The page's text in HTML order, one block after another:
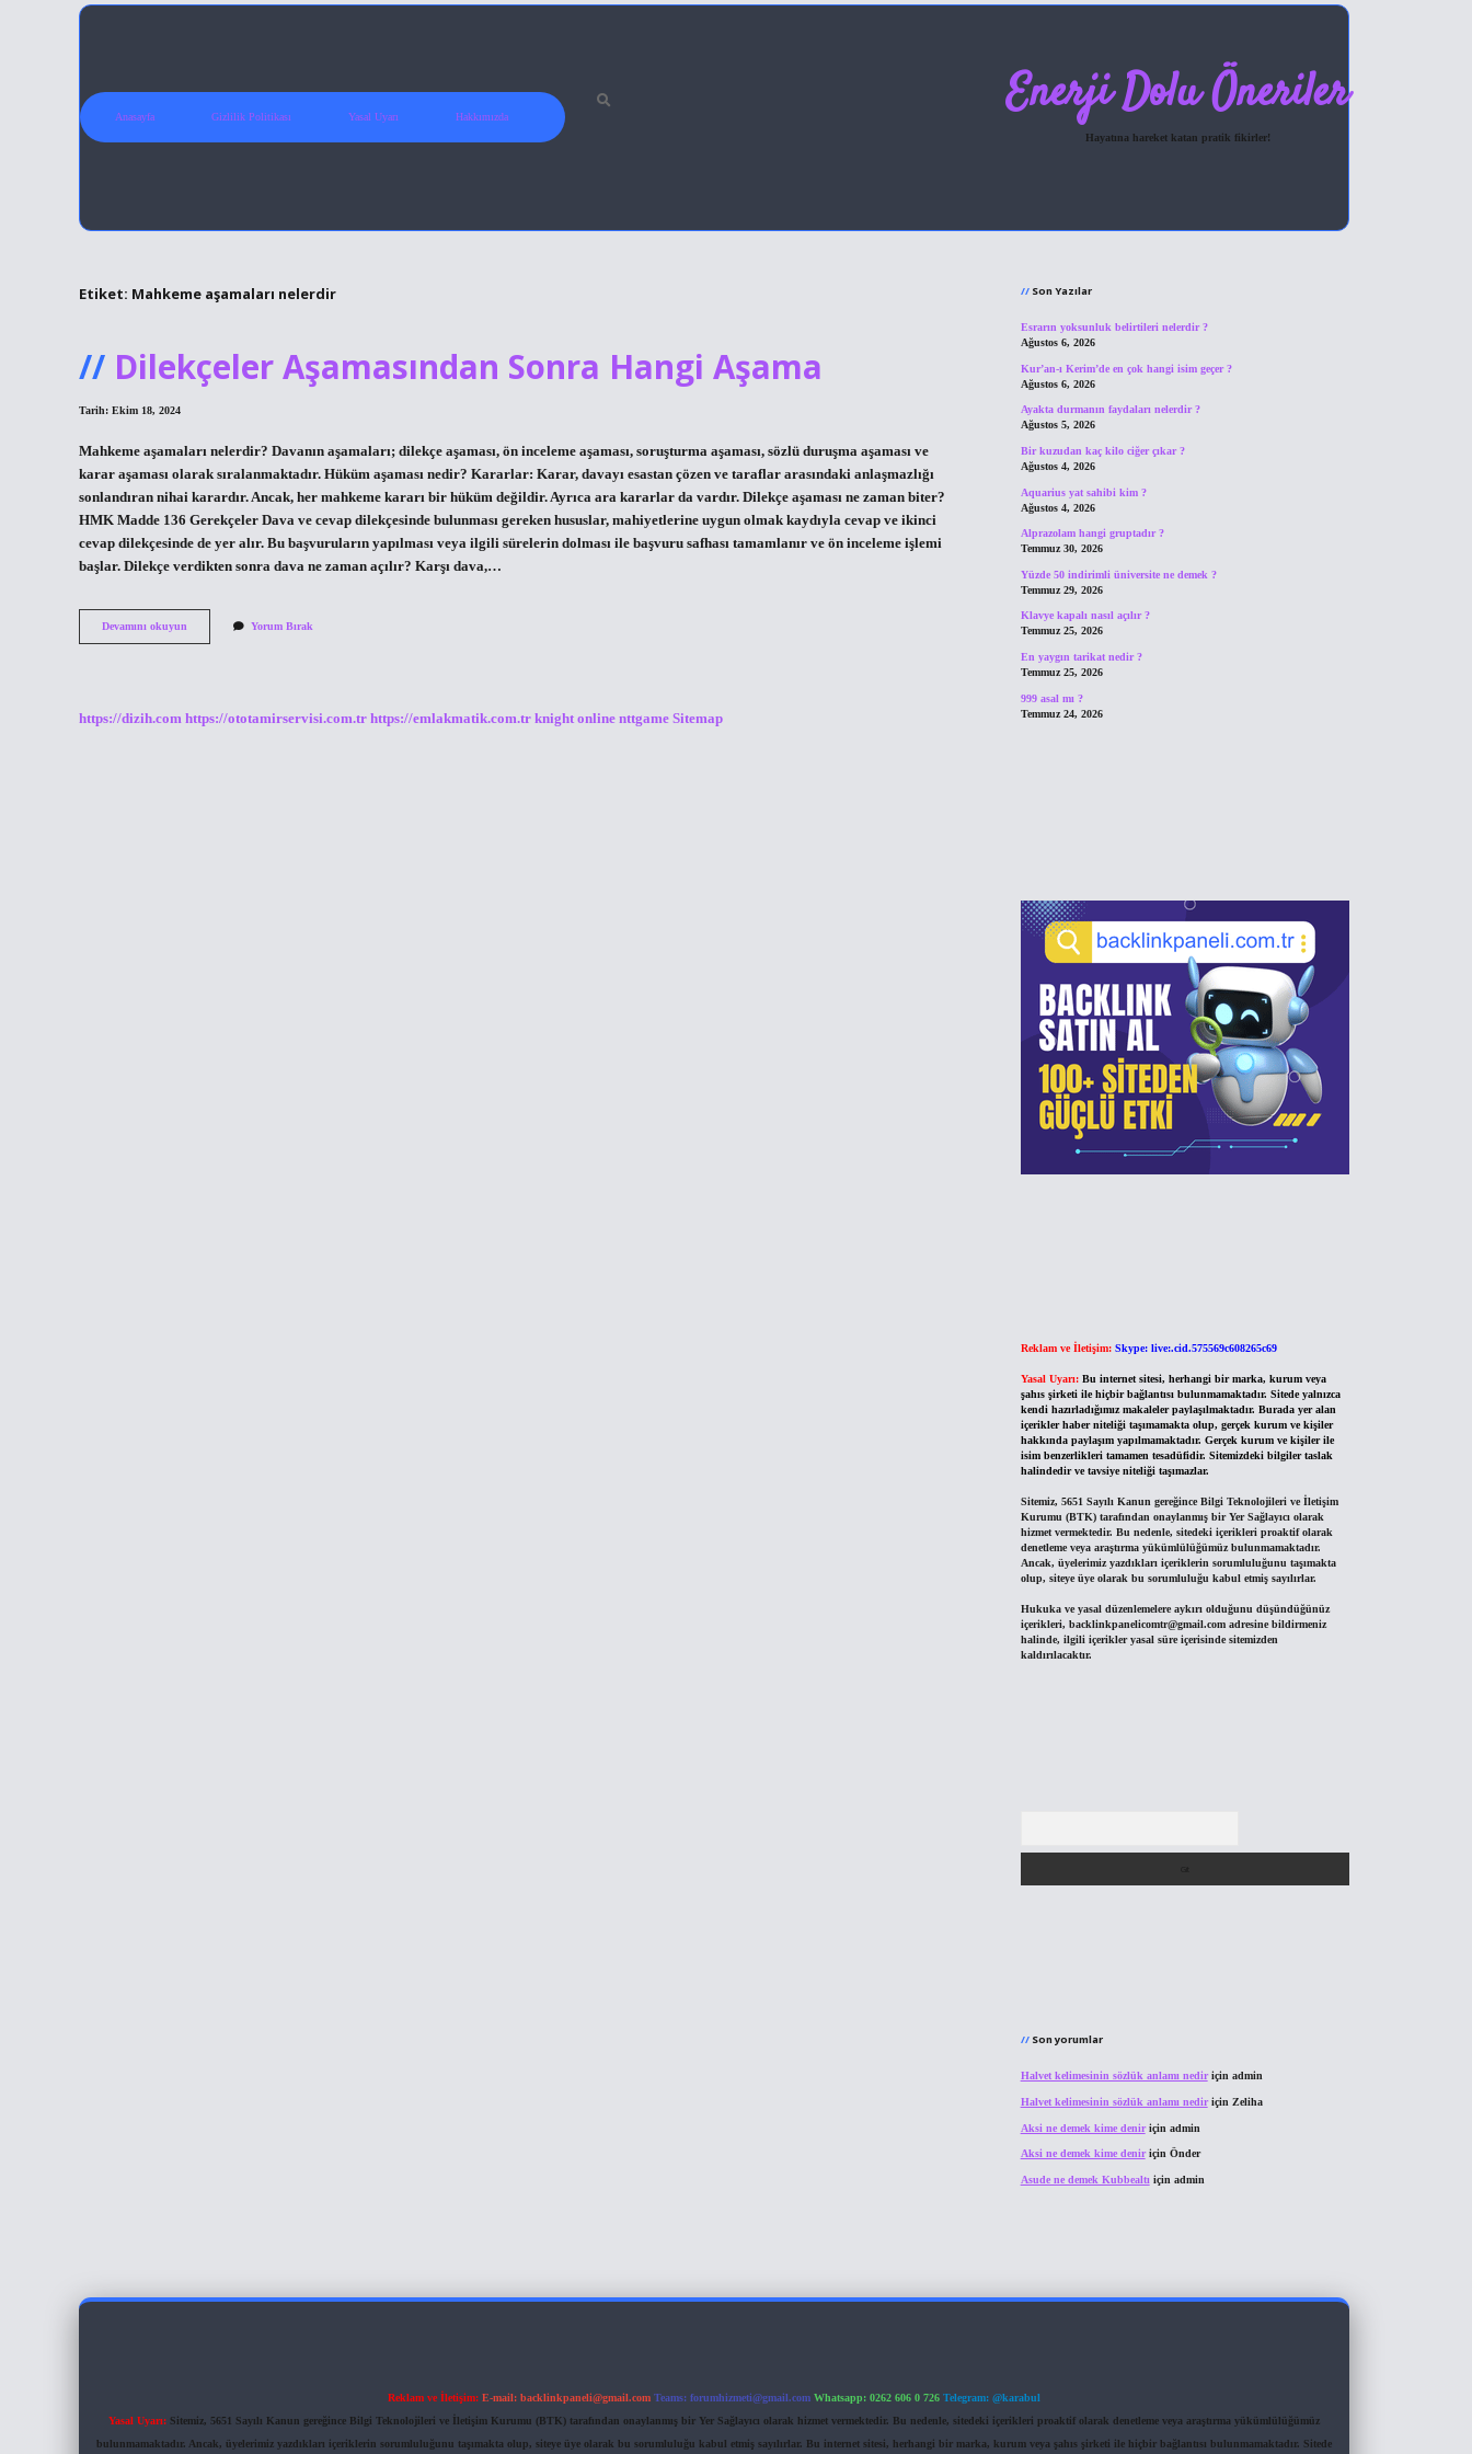
Anasayfa Gizlilik Politikası Yasal Uyarı Hakkımızda Enerji Dolu Öneriler
Hayatına hareket katan pratik fikirler!
Etiket: Mahkeme aşamaları nelerdir
Dilekçeler Aşamasından Sonra Hangi Aşama
Tarih: Ekim 18, 2024
Mahkeme aşamaları nelerdir? Davanın aşamaları; dilekçe aşaması, ön inceleme aşaması, soruşturma aşaması, sözlü duruşma aşaması ve
karar aşaması olarak sıralanmaktadır. Hüküm aşaması nedir? Kararlar: Karar, davayı esastan çözen ve taraflar arasındaki anlaşmazlığı
sonlandıran nihai karardır. Ancak, her mahkeme kararı bir hüküm değildir. Ayrıca ara kararlar da vardır. Dilekçe aşaması ne zaman biter?
HMK Madde 136 Gerekçeler Dava ve cevap dilekçesinde bulunması gereken hususlar, mahiyetlerine uygun olmak kaydıyla cevap ve ikinci
cevap dilekçesinde de yer alır. Bu başvuruların yapılması veya ilgili sürelerin dolması ile başvuru safhası tamamlanır ve ön inceleme işlemi
başlar. Dilekçe verdikten sonra dava ne zaman açılır? Karşı dava,…
Devamını okuyun
Aşamasından
Yorum Bırak
https://dizih.com https://ototamirservisi.com.tr https://emlakmatik.com.tr knight online nttgame Sitemap
Son Yazılar
Esrarın yoksunluk belirtileri nelerdir ?
Ağustos 6, 2026
Kur’an-ı Kerim’de en çok hangi isim geçer ?
Ağustos 6, 2026
Ayakta durmanın faydaları nelerdir ?
Ağustos 5, 2026
Bir kuzudan kaç kilo ciğer çıkar ?
Ağustos 4, 2026
Aquarius yat sahibi kim ?
Ağustos 4, 2026
Alprazolam hangi gruptadır ?
Temmuz 30, 2026
Yüzde 50 indirimli üniversite ne demek ?
Temmuz 29, 2026
Klavye kapalı nasıl açılır ?
Temmuz 25, 2026
En yaygın tarikat nedir ?
Temmuz 25, 2026
999 asal mı ?
Temmuz 24, 2026
Reklam ve İletişim: Skype: live:.cid.575569c608265c69
Yasal Uyarı: Bu internet sitesi, herhangi bir marka, kurum veya
şahıs şirketi ile hiçbir bağlantısı bulunmamaktadır. Sitede yalnızca
kendi hazırladığımız makaleler paylaşılmaktadır. Burada yer alan
içerikler haber niteliği taşımamakta olup, gerçek kurum ve kişiler
hakkında paylaşım yapılmamaktadır. Gerçek kurum ve kişiler ile
isim benzerlikleri tamamen tesadüfidir. Sitemizdeki bilgiler taslak
halindedir ve tavsiye niteliği taşımazlar.
Sitemiz, 5651 Sayılı Kanun gereğince Bilgi Teknolojileri ve İletişim
Kurumu (BTK) tarafından onaylanmış bir Yer Sağlayıcı olarak
hizmet vermektedir. Bu nedenle, sitedeki içerikleri proaktif olarak
denetleme veya araştırma yükümlülüğümüz bulunmamaktadır.
Ancak, üyelerimiz yazdıkları içeriklerin sorumluluğunu taşımakta
olup, siteye üye olarak bu sorumluluğu kabul etmiş sayılırlar.
Hukuka ve yasal düzenlemelere aykırı olduğunu düşündüğünüz
içerikleri, backlinkpanelicomtr@gmail.comadresine bildirmeniz
halinde, ilgili içerikler yasal süre içerisinde sitemizden
kaldırılacaktır.
Son yorumlar
Halvet kelimesinin sözlük anlamı nediriçin admin
Halvet kelimesinin sözlük anlamı nediriçin Zeliha
Aksi ne demek kime deniriçin admin
Aksi ne demek kime deniriçin Önder
Asude ne demek Kubbealtı için admin
Reklam ve İletişim: E-mail: backlinkpaneli@gmail.com Teams: forumhizmeti@gmail.com Whatsapp: 0262 606 0 726 Telegram: @karabul
Yasal Uyarı: Sitemiz, 5651 Sayılı Kanun gereğince Bilgi Teknolojileri ve İletişim Kurumu (BTK) tarafından onaylanmış bir Yer Sağlayıcı olarak hizmet vermektedir. Bu nedenle, sitedeki içerikleri proaktif olarak denetleme veya araştırma yükümlülüğümüz
bulunmamaktadır. Ancak, üyelerimiz yazdıkları içeriklerin sorumluluğunu taşımakta olup, siteye üye olarak bu sorumluluğu kabul etmiş sayılırlar. Bu internet sitesi, herhangi bir marka, kurum veya şahıs şirketi ile hiçbir bağlantısı bulunmamaktadır. Sitede